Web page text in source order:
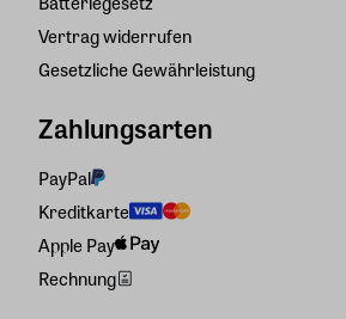
Vertrag widerrufen
Gesetzliche Gewährleistung
Zahlungsarten
PayPal
Kreditkarte
Apple Pay
Rechnung